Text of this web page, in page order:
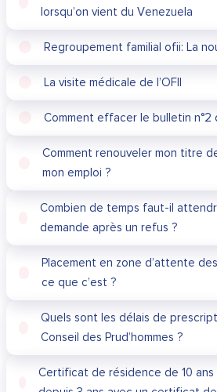
lorsqu’on vient du Venezuela
Regroupement familial ofii: La
La visite médicale de l’OFII
Comment effacer le bulletin n°2
Comment renouveler mon titre
mon emploi ?
Combien de temps faut-il
demande après un refus ?
Placement en zone d’attente
ce que c’est ?
Quels sont les délais de
Conseil des Prud’hommes ?
Certificat de résidence de 10